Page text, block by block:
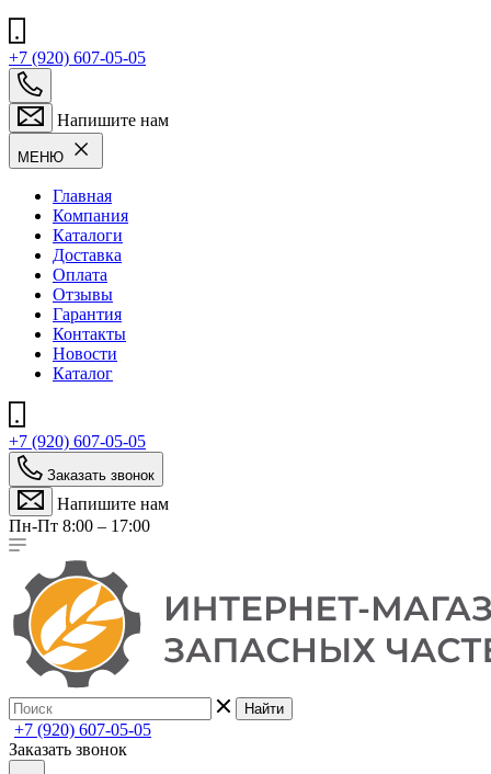
+7 (920) 607-05-05
Напишите нам
МЕНЮ
Главная
Компания
Каталоги
Доставка
Оплата
Отзывы
Гарантия
Контакты
Новости
Каталог
+7 (920) 607-05-05
Заказать звонок
Напишите нам
Пн-Пт 8:00 – 17:00
Найти
+7 (920) 607-05-05
Заказать звонок